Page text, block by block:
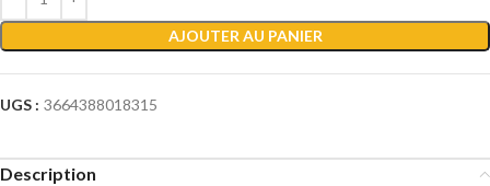
AJOUTER AU PANIER
UGS : 3664388018315
Description